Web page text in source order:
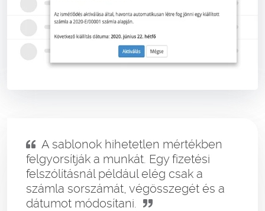
A sablonok hihetetlen mértékben
felgyorsítják a munkát. Egy fizetési
felszólításnál például elég csak a
számla sorszámát, végösszegét és a
dátumot módosítani.